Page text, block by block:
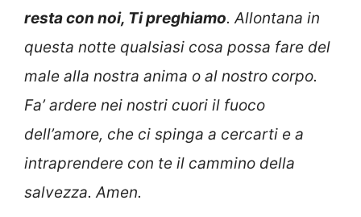
resta con noi, Ti preghiamo. Allontana in
questa notte qualsiasi cosa possa fare del
male alla nostra anima o al nostro corpo.
Fa’ ardere nei nostri cuori il fuoco
dell’amore, che ci spinga a cercarti e a
intraprendere con te il cammino della
salvezza. Amen.